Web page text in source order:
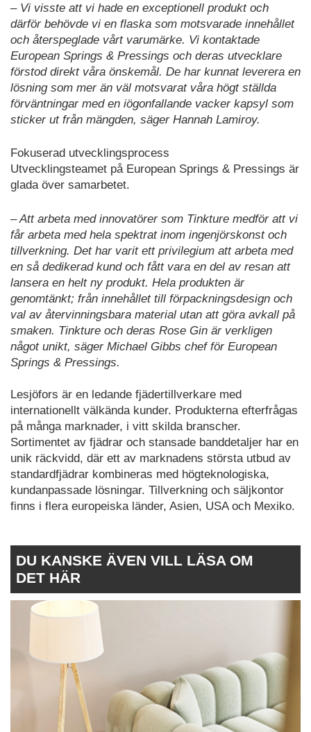
– Vi visste att vi hade en exceptionell produkt och
därför behövde vi en flaska som motsvarade innehållet
och återspeglade vårt varumärke. Vi kontaktade
European Springs & Pressings och deras utvecklare
förstod direkt våra önskemål. De har kunnat leverera en
lösning som mer än väl motsvarat våra högt ställda
förväntningar med en iögonfallande vacker kapsyl som
sticker ut från mängden, säger Hannah Lamiroy.
Fokuserad utvecklingsprocess
Utvecklingsteamet på European Springs & Pressings är
glada över samarbetet.
– Att arbeta med innovatörer som Tinkture medför att vi
får arbeta med hela spektrat inom ingenjörskonst och
tillverkning. Det har varit ett privilegium att arbeta med
en så dedikerad kund och fått vara en del av resan att
lansera en helt ny produkt. Hela produkten är
genomtänkt; från innehållet till förpackningsdesign och
val av återvinningsbara material utan att göra avkall på
smaken. Tinkture och deras Rose Gin är verkligen
något unikt, säger Michael Gibbs chef för European
Springs & Pressings.
Lesjöfors är en ledande fjädertillverkare med
internationellt välkända kunder. Produkterna efterfrågas
på många marknader, i vitt skilda branscher.
Sortimentet av fjädrar och stansade banddetaljer har en
unik räckvidd, där ett av marknadens största utbud av
standardfjädrar kombineras med högteknologiska,
kundanpassade lösningar. Tillverkning och säljkontor
finns i flera europeiska länder, Asien, USA och Mexiko.
DU KANSKE ÄVEN VILL LÄSA OM
DET HÄR